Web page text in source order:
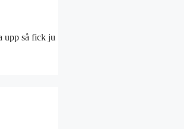
upp så fick ju